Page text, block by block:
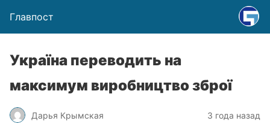
Главпост
Україна переводить на
максимум виробництво зброї
Дарья Крымская 3 года назад